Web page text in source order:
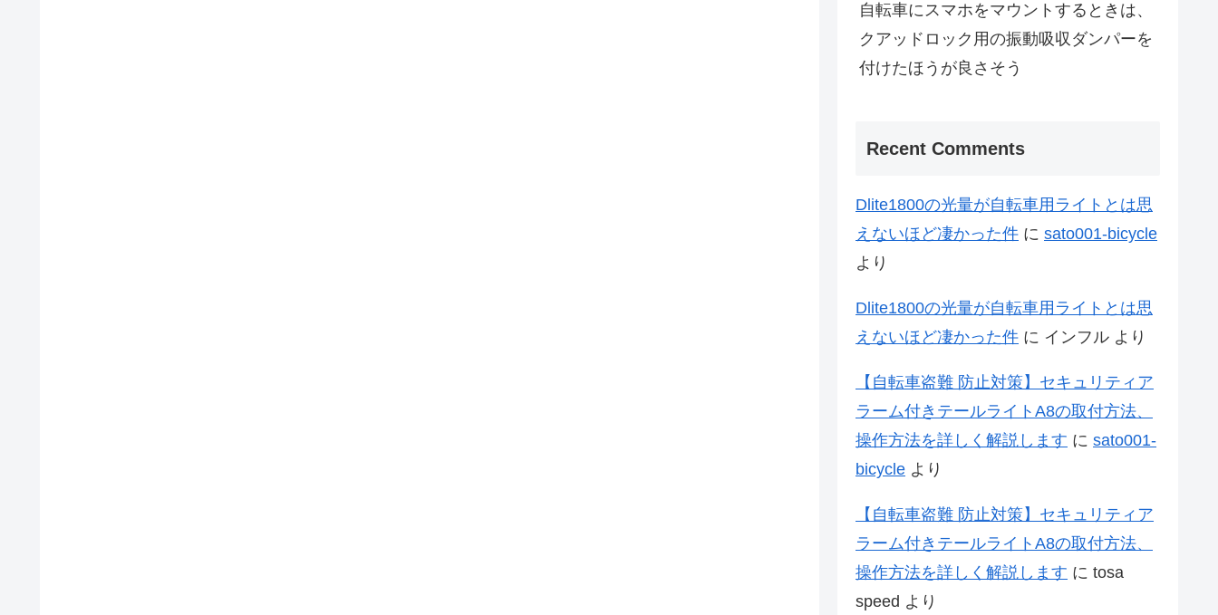
自転車にスマホをマウントするときは、
クアッドロック用の振動吸収ダンパーを
付けたほうが良さそう
Recent Comments
Dlite1800の光量が自転車用ライトとは思
えないほど凄かった件 に sato001-bicycle
より
Dlite1800の光量が自転車用ライトとは思
えないほど凄かった件 に インフル より
【自転車盗難 防止対策】セキュリティア
ラーム付きテールライトA8の取付方法、
操作方法を詳しく解説します に sato001-
bicycle より
【自転車盗難 防止対策】セキュリティア
ラーム付きテールライトA8の取付方法、
操作方法を詳しく解説します に tosa
speed より